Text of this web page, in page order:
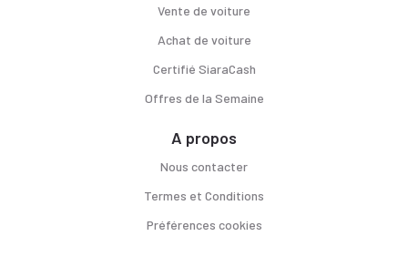
Vente de voiture
Achat de voiture
Certifié SiaraCash
Offres de la Semaine
A propos
Nous contacter
Termes et Conditions
Préférences cookies